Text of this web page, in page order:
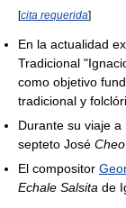
[cita requerida]
En la actualidad
Tradicional
como objetivo
tradicional y
Durante su viaje
septeto José Cheo
El compositor
Echale Salsita de